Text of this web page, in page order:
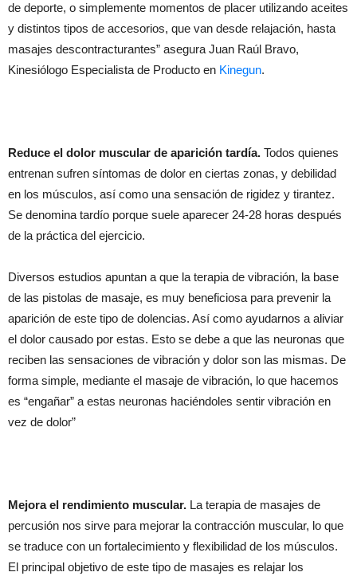
de deporte, o simplemente momentos de placer utilizando aceites
y distintos tipos de accesorios, que van desde relajación, hasta
masajes descontracturantes” asegura Juan Raúl Bravo,
Kinesiólogo Especialista de Producto en Kinegun.
Reduce el dolor muscular de aparición tardía. Todos quienes
entrenan sufren síntomas de dolor en ciertas zonas, y debilidad
en los músculos, así como una sensación de rigidez y tirantez.
Se denomina tardío porque suele aparecer 24-28 horas después
de la práctica del ejercicio.
Diversos estudios apuntan a que la terapia de vibración, la base
de las pistolas de masaje, es muy beneficiosa para prevenir la
aparición de este tipo de dolencias. Así como ayudarnos a aliviar
el dolor causado por estas. Esto se debe a que las neuronas que
reciben las sensaciones de vibración y dolor son las mismas. De
forma simple, mediante el masaje de vibración, lo que hacemos
es “engañar” a estas neuronas haciéndoles sentir vibración en
vez de dolor”
Mejora el rendimiento muscular. La terapia de masajes de
percusión nos sirve para mejorar la contracción muscular, lo que
se traduce con un fortalecimiento y flexibilidad de los músculos.
El principal objetivo de este tipo de masajes es relajar los